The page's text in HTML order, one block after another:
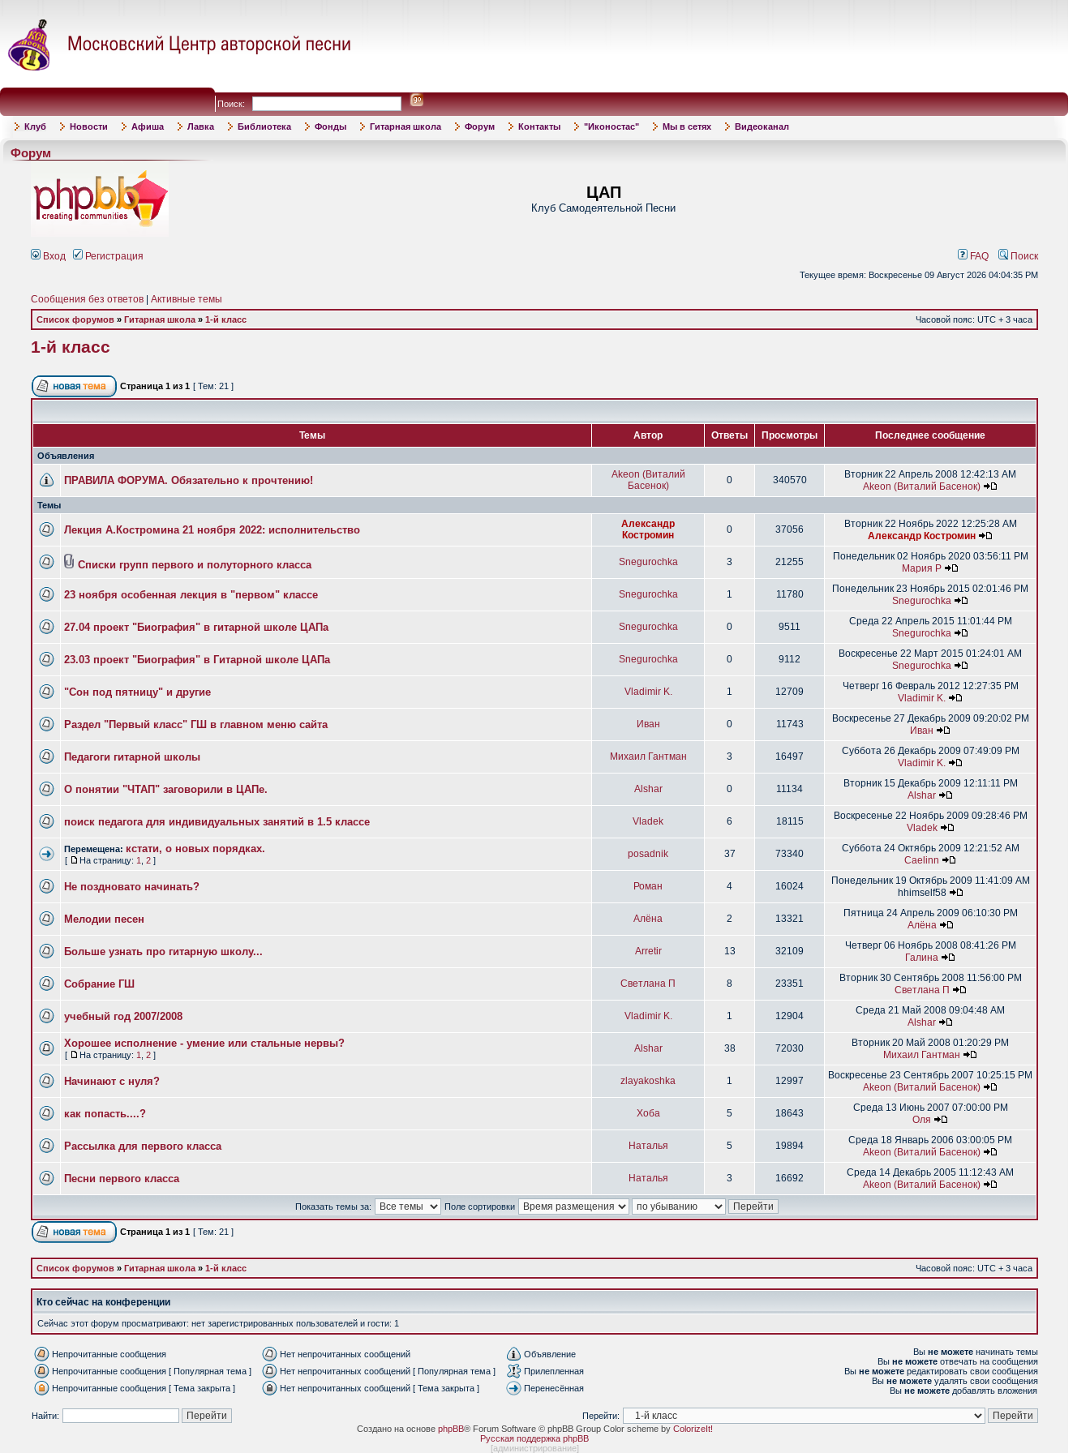
Поиск:
Клуб Новости Афиша Лавка Библиотека Фонды Гитарная школа Форум Контакты "Иконостас" Мы в сетях Видеоканал
Форум
ЦАП
Клуб Самодеятельной Песни
Вход Регистрация FAQ Поиск
Текущее время: Воскресенье 09 Август 2026 04:04:35 PM
Сообщения без ответов Активные темы
Список форумов » Гитарная школа » 1-й класс Часовой пояс: UTC + 3 часа
1-й класс
Страница 1 из 1 [ Тем: 21 ]
Темы Автор Ответы Просмотры Последнее сообщение
Объявления
ПРАВИЛА ФОРУМА. Обязательно к прочтению!
Akeon (Виталий
Басенок)
0 340570
Вторник 22 Апрель 2008 12:42:13 AM
Akeon (Виталий Басенок)
Темы
Лекция А.Костромина 21 ноября 2022: исполнительство
Александр
Костромин
0 37056
Вторник 22 Ноябрь 2022 12:25:28 AM
Александр Костромин
Списки групп первого и полуторного класса Snegurochka 3 21255
Понедельник 02 Ноябрь 2020 03:56:11 PM
Мария Р
23 ноября особенная лекция в "первом" классе Snegurochka 1 11780
Понедельник 23 Ноябрь 2015 02:01:46 PM
Snegurochka
27.04 проект "Биография" в гитарной школе ЦАПа Snegurochka 0 9511
Среда 22 Апрель 2015 11:01:44 PM
Snegurochka
23.03 проект "Биография" в Гитарной школе ЦАПа Snegurochka 0 9112
Воскресенье 22 Март 2015 01:24:01 AM
Snegurochka
"Сон под пятницу" и другие Vladimir K. 1 12709
Четверг 16 Февраль 2012 12:27:35 PM
Vladimir K.
Раздел "Первый класс" ГШ в главном меню сайта Иван 0 11743
Воскресенье 27 Декабрь 2009 09:20:02 PM
Иван
Педагоги гитарной школы Михаил Гантман 3 16497
Суббота 26 Декабрь 2009 07:49:09 PM
Vladimir K.
О понятии "ЧТАП" заговорили в ЦАПе. Alshar 0 11134
Вторник 15 Декабрь 2009 12:11:11 PM
Alshar
поиск педагога для индивидуальных занятий в 1.5 классе Vladek 6 18115
Воскресенье 22 Ноябрь 2009 09:28:46 PM
Vladek
Перемещена: кстати, о новых порядках.
[ На страницу: 1 2 ]
posadnik 37 73340
Суббота 24 Октябрь 2009 12:21:52 AM
Caelinn
Не поздновато начинать? Роман 4 16024
Понедельник 19 Октябрь 2009 11:41:09 AM
hhimself58
Мелодии песен Алёна 2 13321
Пятница 24 Апрель 2009 06:10:30 PM
Алёна
Больше узнать про гитарную школу... Arretir 13 32109
Четверг 06 Ноябрь 2008 08:41:26 PM
Галина
Собрание ГШ Светлана П 8 23351
Вторник 30 Сентябрь 2008 11:56:00 PM
Светлана П
учебный год 2007/2008 Vladimir K. 1 12904
Среда 21 Май 2008 09:04:48 AM
Alshar
Хорошее исполнение - умение или стальные нервы?
[ На страницу: 1 2 ]
Alshar 38 72030
Вторник 20 Май 2008 01:20:29 PM
Михаил Гантман
Начинают с нуля? zlayakoshka 1 12997
Воскресенье 23 Сентябрь 2007 10:25:15 PM
Akeon (Виталий Басенок)
как попасть....? Хоба 5 18643
Среда 13 Июнь 2007 07:00:00 PM
Оля
Рассылка для первого класса Наталья 5 19894
Среда 18 Январь 2006 03:00:05 PM
Akeon (Виталий Басенок)
Песни первого класса Наталья 3 16692
Среда 14 Декабрь 2005 11:12:43 AM
Akeon (Виталий Басенок)
Показать темы за: Поле сортировки
Страница 1 из 1 [ Тем: 21 ]
Список форумов » Гитарная школа » 1-й класс Часовой пояс: UTC + 3 часа
Кто сейчас на конференции
Сейчас этот форум просматривают: нет зарегистрированных пользователей и гости: 1
Непрочитанные сообщения Нет непрочитанных сообщений
Объявление
Непрочитанные сообщения [ Популярная тема ]
Нет непрочитанных сообщений [ Популярная тема ]
Прилепленная
Непрочитанные сообщения [ Тема закрыта ]
Нет непрочитанных сообщений [ Тема закрыта ] Перенесённая
Вы не можете начинать темы
Вы не можете отвечать на сообщения
Вы не можете редактировать свои сообщения
Вы не можете удалять свои сообщения
Вы не можете добавлять вложения
Найти:
Перейти:
Создано на основе phpBB® Forum Software © phpBB Group Color scheme by ColorizeIt!
Русская поддержка phpBB
[администрирование]